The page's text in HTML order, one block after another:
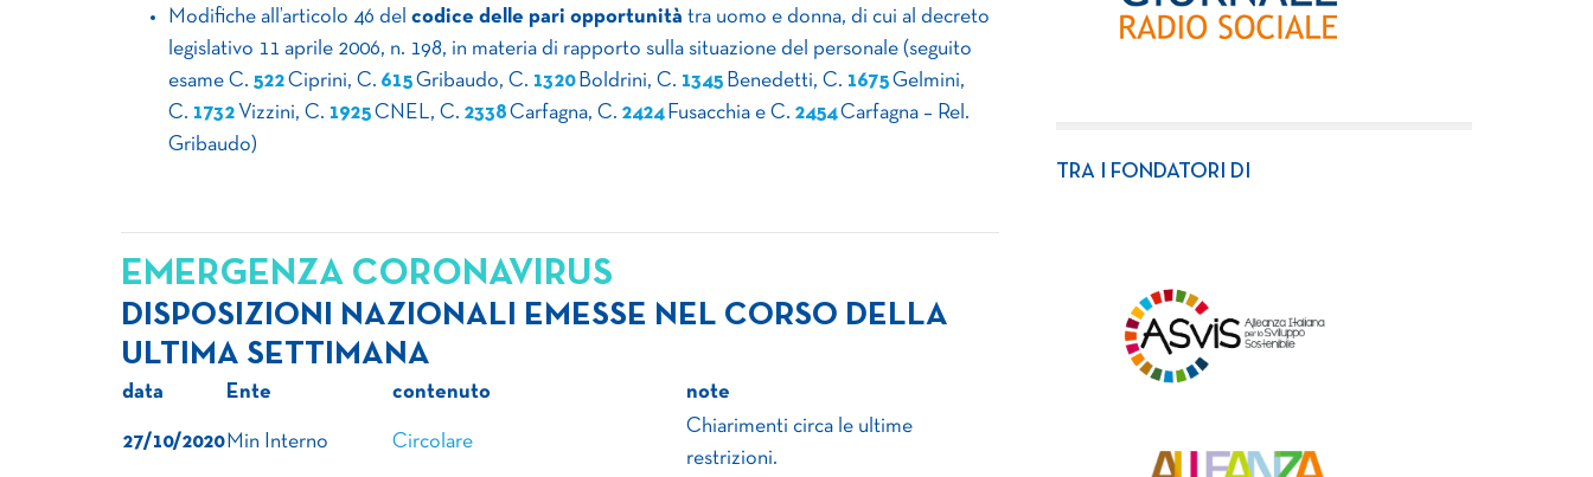
Modifiche all’articolo 46 del codice delle pari opportunità tra uomo e donna, di cui al decreto
legislativo 11 aprile 2006, n. 198, in materia di rapporto sulla situazione del personale (seguito
esame C. 522Ciprini, C. 615Gribaudo, C. 1320Boldrini, C. 1345 Benedetti, C. 1675Gelmini,
C. 1732 Vizzini, C. 1925CNEL, C. 2338Carfagna, C. 2424Fusacchia e C. 2454Carfagna – Rel.
Gribaudo)
EMERGENZA CORONAVIRUS
DISPOSIZIONI NAZIONALI EMESSE NEL CORSO DELLA
ULTIMA SETTIMANA
data Ente contenuto note
27/10/2020 Min Interno Circolare
Chiarimenti circa le ultime
restrizioni.
TRA I FONDATORI DI